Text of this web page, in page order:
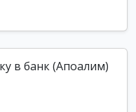
в банк (Апоалим)